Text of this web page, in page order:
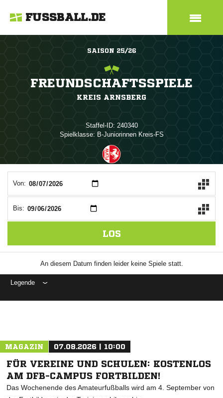
FUSSBALL.DE
SAISON 25/26
FREUNDSCHAFTSSPIELE
KREIS ARNSBERG
Staffel-ID: 240340
Spielklasse: B-Juniorinnen Kreis-FS
Von:
Bis:
LOS
An diesem Datum finden leider keine Spiele statt.
Legende
MAGAZIN 07.08.2026 | 10:00
FÜR VEREINE UND SCHULEN: KOSTENLOS
AM DFB-CAMPUS FORTBILDEN!
Das Wochenende des Amateurfußballs wird am 4. September von